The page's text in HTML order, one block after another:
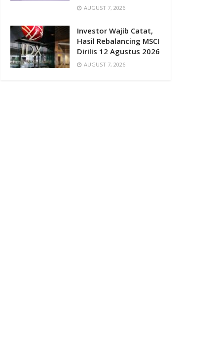
AUGUST 7, 2026
Investor Wajib Catat,
Hasil Rebalancing MSCI
Dirilis 12 Agustus 2026
AUGUST 7, 2026